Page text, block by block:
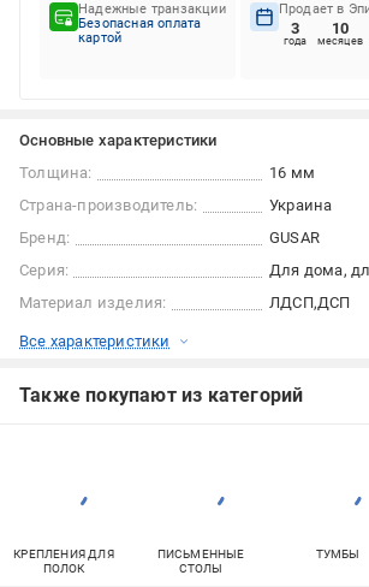
Надежные транзакции
Безопасная оплата
картой
Продает в
3
года
10
месяцев
Основные характеристики
Толщина:
16 мм
Страна-производитель:
Украина
Бренд:
GUSAR
Серия:
Для дома,
Материал изделия:
ЛДСП ДСП
Все характеристики
Также покупают из категорий
КРЕПЛЕНИЯ ДЛЯ
ПОЛОК
ПИСЬМЕННЫЕ
СТОЛЫ
ТУМБЫ